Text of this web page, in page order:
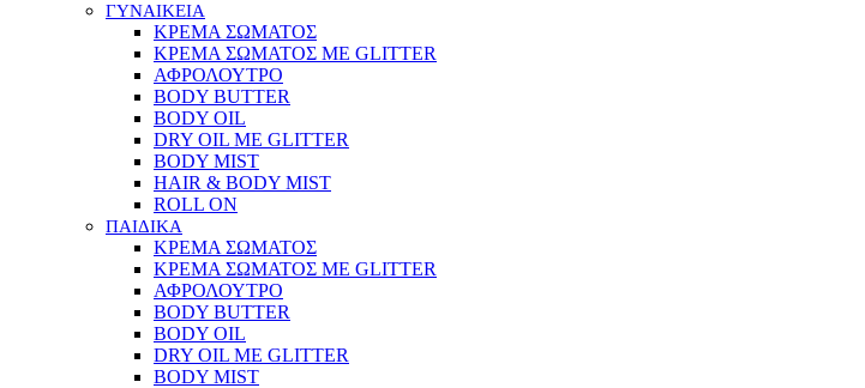
ΓΥΝΑΙΚΕΙΑ
ΚΡΕΜΑ ΣΩΜΑΤΟΣ
ΚΡΕΜΑ ΣΩΜΑΤΟΣ ΜΕ GLITTER
ΑΦΡΟΛΟΥΤΡΟ
BODY BUTTER
BODY OIL
DRY OIL ΜΕ GLITTER
BODY MIST
HAIR & BODY MIST
ROLL ON
ΠΑΙΔΙΚΑ
ΚΡΕΜΑ ΣΩΜΑΤΟΣ
ΚΡΕΜΑ ΣΩΜΑΤΟΣ ΜΕ GLITTER
ΑΦΡΟΛΟΥΤΡΟ
BODY BUTTER
BODY OIL
DRY OIL ΜΕ GLITTER
BODY MIST